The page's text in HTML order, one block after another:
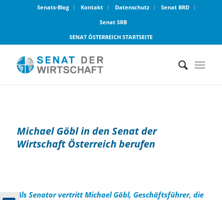
Senats-Blog Kontakt Datenschutz
Senat BRD
Senat SRB
SENAT ÖSTERREICH STARTSEITE
Michael Göbl in den Senat der
Wirtschaft Österreich berufen
Als Senator vertritt Michael Göbl, Geschäftsführer, die